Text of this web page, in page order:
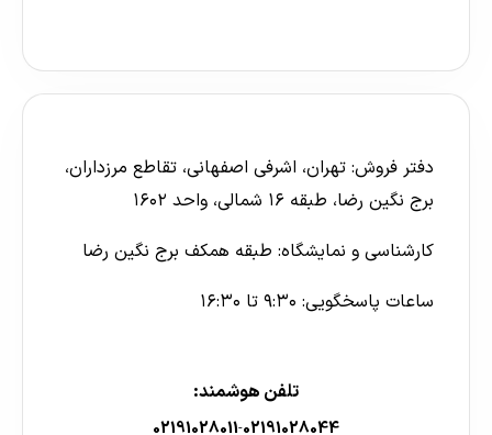
دفتر فروش: تهران، اشرفی اصفهانی، تقاطع مرزداران،
برج نگین رضا، طبقه ۱۶ شمالی، واحد ۱۶۰۲
کارشناسی و نمایشگاه: طبقه همکف برج نگین رضا
ساعات پاسخگویی: ۹:۳۰ تا ۱۶:۳۰
تلفن هوشمند:
02191028011-02191028044